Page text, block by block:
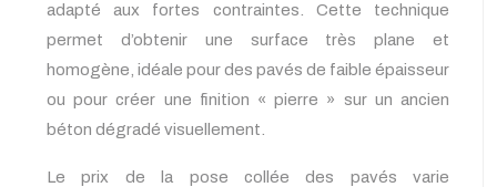
adapté aux fortes contraintes. Cette technique
permet d’obtenir une surface très plane et
homogène, idéale pour des pavés de faible épaisseur
ou pour créer une finition « pierre » sur un ancien
béton dégradé visuellement.
Le prix de la pose collée des pavés varie